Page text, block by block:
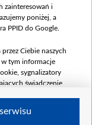
(wpłata
8
zainteresowań i
poniżej, a
PPID do Google.
Ciebie naszych
w tym informacje
sygnalizatory
świadczenie